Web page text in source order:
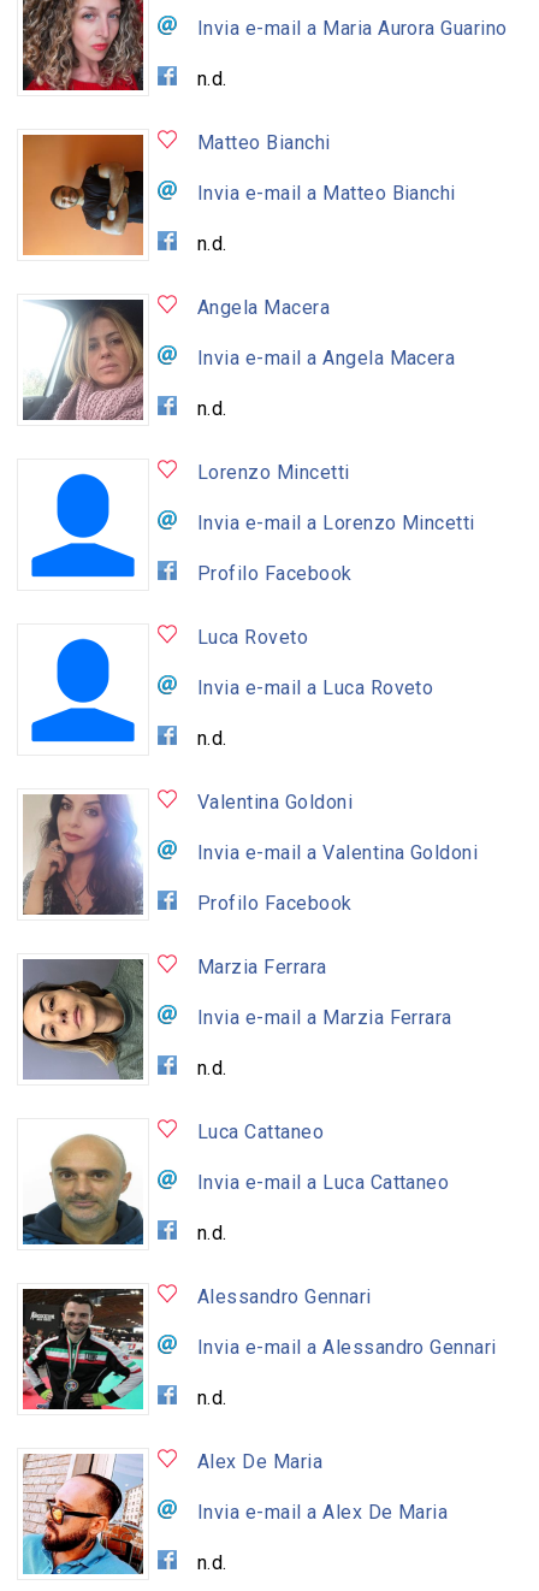
Invia e-mail a Maria Aurora Guarino
n.d.
Matteo Bianchi
Invia e-mail a Matteo Bianchi
n.d.
Angela Macera
Invia e-mail a Angela Macera
n.d.
Lorenzo Mincetti
Invia e-mail a Lorenzo Mincetti
Profilo Facebook
Luca Roveto
Invia e-mail a Luca Roveto
n.d.
Valentina Goldoni
Invia e-mail a Valentina Goldoni
Profilo Facebook
Marzia Ferrara
Invia e-mail a Marzia Ferrara
n.d.
Luca Cattaneo
Invia e-mail a Luca Cattaneo
n.d.
Alessandro Gennari
Invia e-mail a Alessandro Gennari
n.d.
Alex De Maria
Invia e-mail a Alex De Maria
n.d.